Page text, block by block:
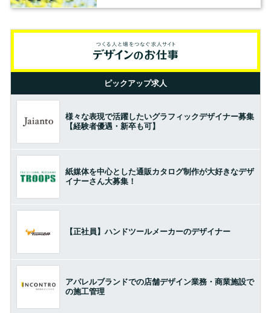
ピックアップ求人
様々な表現で活躍したいグラフィックデザイナー募集
【経験者優遇・新卒も可】
紙媒体を中心とした通販カタログ制作が大好きなデザ
イナーさん大募集！
【正社員】ハンドツールメーカーのデザイナー
アパレルブランドでの店舗デザイン業務・商業施設で
の施工管理